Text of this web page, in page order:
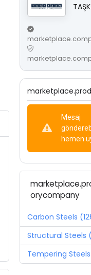
Mesaj
hemen
orycompany
Carbon Steels
Structural Steels
Tempering